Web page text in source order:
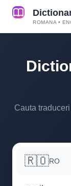
ROMANA •
Cauta
🇷🇴RO